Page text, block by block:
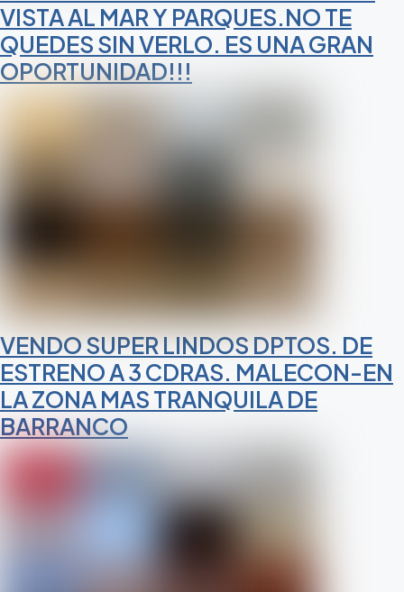
VISTA AL MAR Y PARQUES.NO TE
QUEDES SIN VERLO. ES UNA GRAN
OPORTUNIDAD!!!
VENDO SUPER LINDOS DPTOS. DE
ESTRENO A 3 CDRAS. MALECON-EN
LA ZONA MAS TRANQUILA DE
BARRANCO